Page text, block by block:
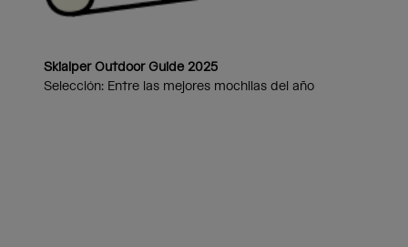
Skialper Outdoor Guide 2025
Selección: Entre las mejores mochilas del año